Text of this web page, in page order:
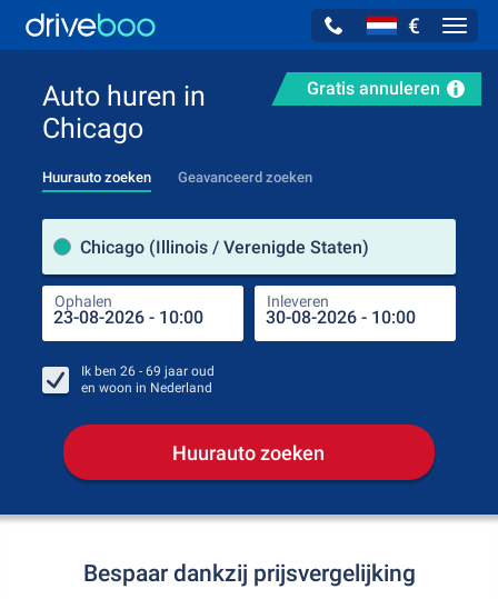
€
Gratis annuleren
Auto huren in
Chicago
Huurauto zoeken Geavanceerd zoeken
Chicago (Illinois / Verenigde Staten)
Ophalen Inleveren
Ik ben 26 - 69 jaar oud
en woon in Nederland
Huurauto zoeken
Bespaar dankzij prijsvergelijking